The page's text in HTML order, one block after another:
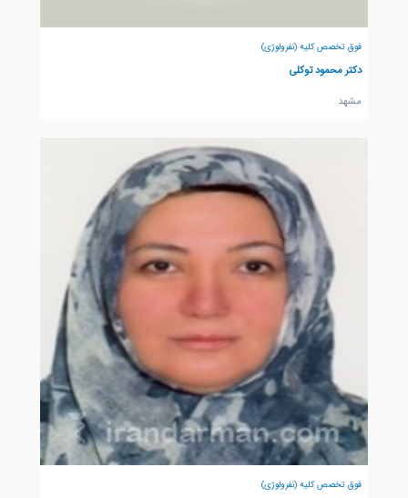
فوق تخصص کلیه (نفرولوژی)
دکتر محمود توکلی
مشهد
فوق تخصص کلیه (نفرولوژی)